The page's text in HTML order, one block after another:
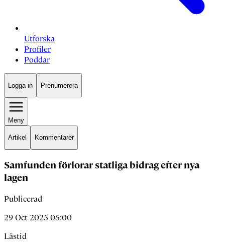
Utforska
Profiler
Poddar
Logga in Prenumerera
Meny
Artikel Kommentarer
Samfunden förlorar statliga bidrag efter nya
lagen
Publicerad
29 Oct 2025 05:00
Lästid